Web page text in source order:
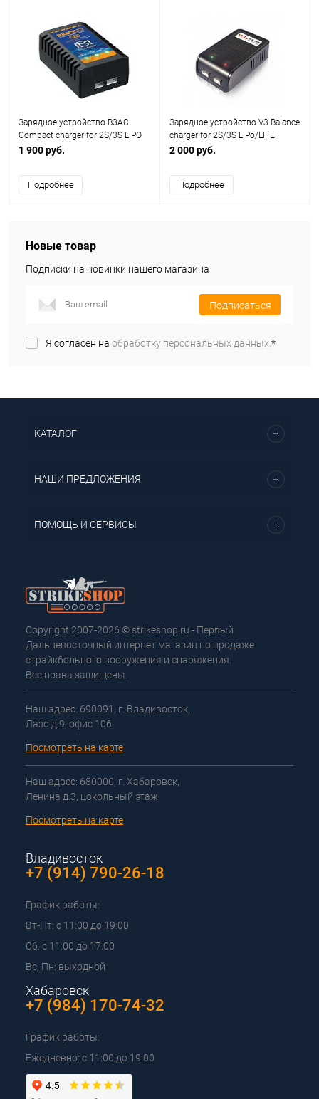
Зарядное устройство B3AC
Compact charger for 2S/3S LiPO
1 900 руб.
Подробнее
Зарядное устройство V3 Balance
charger for 2S/3S LIPo/LIFE
2 000 руб.
Подробнее
Новые товар
Подписки на новинки нашего магазина
Подписаться
Я согласен на обработку персональных данных.*
КАТАЛОГ
НАШИ ПРЕДЛОЖЕНИЯ
ПОМОЩЬ И СЕРВИСЫ
Copyright 2007-2026 © strikeshop.ru - Первый
Дальневосточный интернет магазин по продаже
страйкбольного вооружения и снаряжения.
Все права защищены.
Наш адрес: 690091, г. Владивосток,
Лазо д.9, офис 106
Посмотреть на карте
Наш адрес: 680000, г. Хабаровск,
Ленина д.3, цокольный этаж
Посмотреть на карте
Владивосток
+7 (914) 790-26-18
График работы:
Вт-Пт: с 11:00 до 19:00
Сб: с 11:00 до 17:00
Вс, Пн: выходной
Хабаровск
+7 (984) 170-74-32
График работы:
Ежедневно: с 11:00 до 19:00